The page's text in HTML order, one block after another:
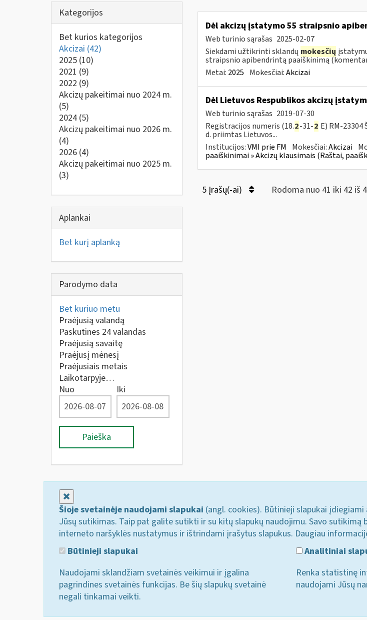
Kategorijos
Bet kurios kategorijos
Akcizai (42)
2025 (10)
2021 (9)
2022 (9)
Akcizų pakeitimai nuo 2024 m.
(5)
2024 (5)
Akcizų pakeitimai nuo 2026 m.
(4)
2026 (4)
Akcizų pakeitimai nuo 2025 m.
(3)
Aplankai
Bet kurį aplanką
Parodymo data
Bet kuriuo metu
Praėjusią valandą
Paskutines 24 valandas
Praėjusią savaitę
Praėjusį mėnesį
Praėjusiais metais
Laikotarpyje…
Nuo
Iki
Paieška
Dėl akcizų įstatymo 55 straipsnio
Web turinio sąrašas 2025-02-07
Siekdami užtikrinti sklandų mokesčių
straipsnio apibendrintą paaiškinimą
Metai: 2025 Mokesčiai:Akcizai
Dėl Lietuvos Respublikos akcizų
Web turinio sąrašas 2019-07-30
Registracijos numeris (18.2-31-2 E) RM-
d. priimtas Lietuvos...
Institucijos:VMI prie FM Mokesčiai:Akcizai
paaiškinimai » Akcizų klausimais (Raštai,
5 Įrašų(-ai) Rodoma nuo 41 iki 42 iš
Šioje svetainėje naudojami slapukai (angl. cookies). Būtinieji slapukai
Jūsų sutikimas. Taip pat galite sutikti ir su kitų slapukų naudojimu. Savo
interneto naršyklės nustatymus ir ištrindami įrašytus slapukus. Daugiau
Būtinieji slapukai
Naudojami sklandžiam svetainės veikimui ir įgalina
pagrindines svetainės funkcijas. Be šių slapukų svetainė
negali tinkamai veikti.
Analitiniai
Renka statistinę
naudojami Jūsų